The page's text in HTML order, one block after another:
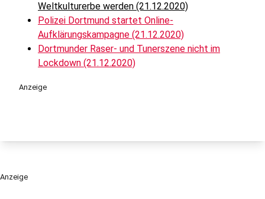
Weltkulturerbe werden (21.12.2020)
Polizei Dortmund startet Online-
Aufklärungskampagne (21.12.2020)
Dortmunder Raser- und Tunerszene nicht im
Lockdown (21.12.2020)
Anzeige
Anzeige